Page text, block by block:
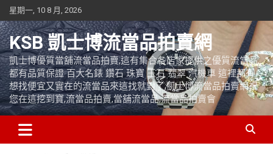
Skip
to
content
星期一, 10 8 月, 2026
KSB 凱士博流當品拍賣網
凱士博優質當舖流當品拍賣,這有集合各店家提供之優質流當品,
都有品質保證 百大名錶 鑽石 珠寶 玉石 翡翠 汽機車 這裡都有
想找便宜又實在的流當品來這找就對了,凱士博流當品拍賣網祝
您在這挖到寶,流當品拍賣,當舖流當品,流當品拍賣會